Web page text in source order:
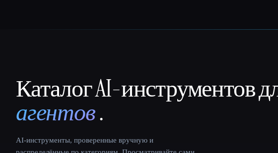
That AI Collection
Каталог AI-инструментов
агентов.
AI-инструменты, проверенные вручную и